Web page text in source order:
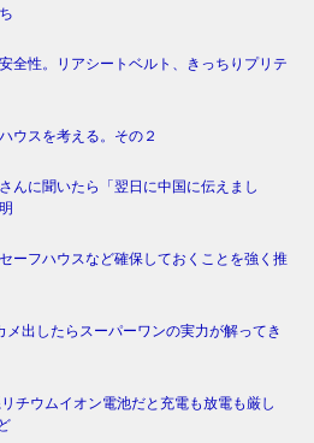
全性。リアシートベルト、きっちりプリテ
ウスを考える。その２
んに聞いたら「翌日に中国に伝えまし
ーフハウスなど確保しておくことを強く推
出したらスーパーワンの実力が解ってき
チウムイオン電池だと充電も放電も厳し